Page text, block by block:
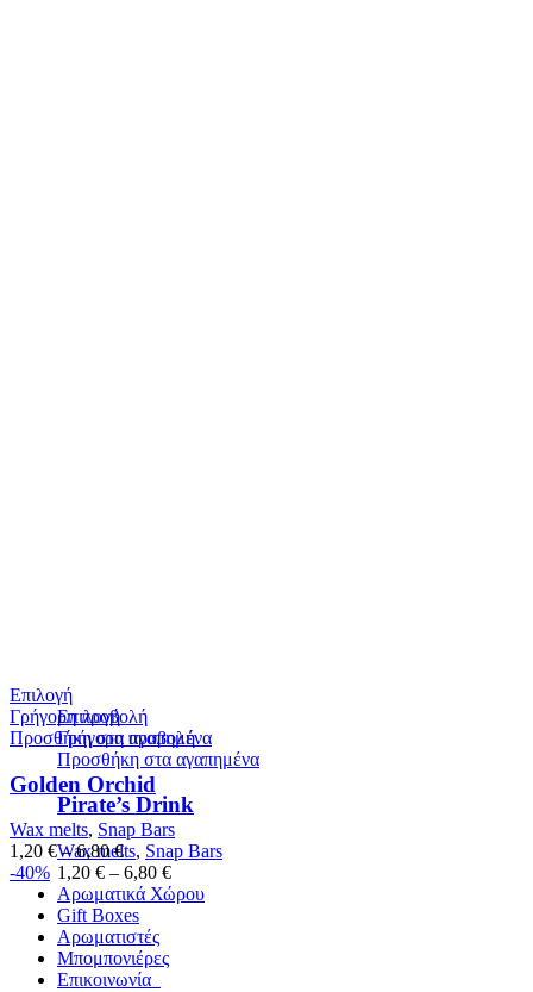
Επιλογή
Γρήγορη προβολή
Προσθήκη στα αγαπημένα
Pirate’s Drink
Wax melts, Snap Bars
1,20 € – 6,80 €
Αρωματικά Χώρου
Gift Boxes
Αρωματιστές
Μπομπονιέρες
Επικοινωνία
Επιλογή
Γρήγορη προβολή
Προσθήκη στα αγαπημένα
Golden Orchid
Wax melts, Snap Bars
1,20 €–6,80€
-40%